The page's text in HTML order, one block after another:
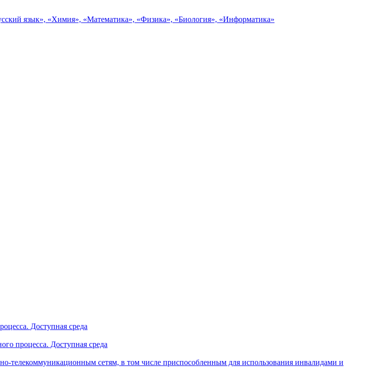
язык», «Химия», «Математика», «Физика», «Биология», «Информатика»
Доступная среда
процесса. Доступная среда
сетям, в том числе приспособленным для использования инвалидами и